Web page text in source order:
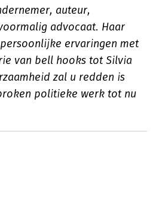
auteur,
advocaat. Haar
ervaringen met
van bell hooks tot Silvia
zal u redden is
politieke werk tot nu